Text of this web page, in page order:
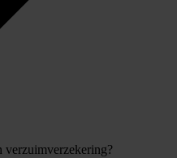
verzuimverzekering?